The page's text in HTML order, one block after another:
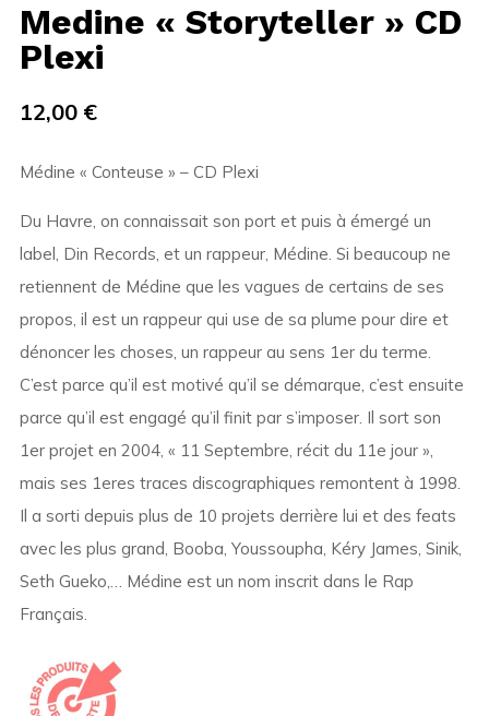
Medine « Storyteller » CD
Plexi
12,00 €
Médine « Conteuse » – CD Plexi
Du Havre, on connaissait son port et puis à émergé un
label, Din Records, et un rappeur, Médine. Si beaucoup ne
retiennent de Médine que les vagues de certains de ses
propos, il est un rappeur qui use de sa plume pour dire et
dénoncer les choses, un rappeur au sens 1er du terme.
C’est parce qu’il est motivé qu’il se démarque, c’est ensuite
parce qu’il est engagé qu’il finit par s’imposer. Il sort son
1er projet en 2004, « 11 Septembre, récit du 11e jour »,
mais ses 1eres traces discographiques remontent à 1998.
Il a sorti depuis plus de 10 projets derrière lui et des feats
avec les plus grand, Booba, Youssoupha, Kéry James, Sinik,
Seth Gueko,… Médine est un nom inscrit dans le Rap
Français.